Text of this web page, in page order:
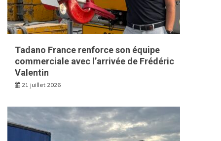
Tadano France renforce son équipe
commerciale avec l’arrivée de Frédéric
Valentin
21 juillet 2026